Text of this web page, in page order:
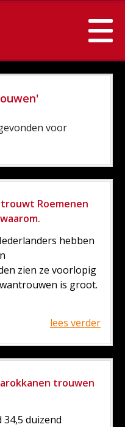
voor
Roemenen
hebben
zien ze voorlopig
is groot.
lees verder
trouwen
duizend